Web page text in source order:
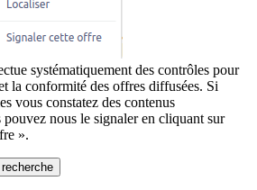
systématiquement des contrôles pour
la conformité des offres diffusées. Si
vous constatez des contenus
nous le signaler en cliquant sur
».